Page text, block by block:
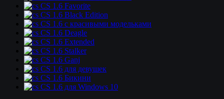
CS 1.6 Favorite
CS 1.6 Black Edition
CS 1.6 с красивыми модельками
CS 1.6 Deagle
CS 1.6 Extended
CS 1.6 Stalker
CS 1.6 Ganj
CS 1.6 для девушек
CS 1.6 Бикини
CS 1.6 для Windows 10